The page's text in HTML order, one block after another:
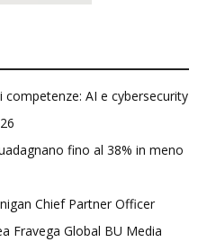
AI e cybersecurity
fino al 38% in meno
Chief Partner Officer
Fravega Global BU Media